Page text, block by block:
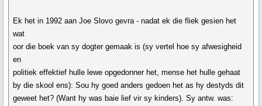
Ek het in 1992 aan Joe Slovo gevra - nadat ek die fliek gesien het
wat
oor die boek van sy dogter gemaak is (sy vertel hoe sy afwesigheid
en
politiek effektief hulle lewe opgedonner het, mense het hulle gehaat
by die skool ens): Sou hy goed anders gedoen het as hy destyds dit
geweet het? (Want hy was baie lief vir sy kinders). Sy antw. was: